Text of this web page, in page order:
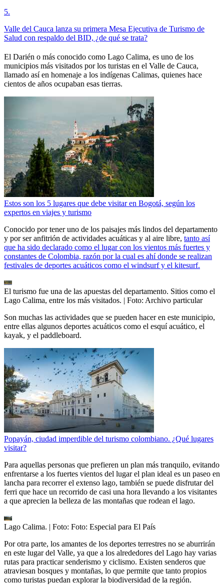
5.
Valle del Cauca lanza su primera Mesa Ejecutiva de Turismo de
Salud con respaldo del BID, ¿de qué se trata?
El Darién o más conocido como Lago Calima, es uno de los
municipios más visitados por los turistas en el Valle de Cauca,
llamado así en homenaje a los indígenas Calimas, quienes hace
cientos de años ocupaban esas tierras.
Estos son los 5 lugares que debe visitar en Bogotá, según los
expertos en viajes y turismo
Conocido por tener uno de los paisajes más lindos del departamento
y por ser anfitrión de actividades acuáticas y al aire libre, tanto así
que ha sido declarado como el lugar con los vientos más fuertes y
constantes de Colombia, razón por la cual es ahí donde se realizan
festivales de deportes acuáticos como el windsurf y el kitesurf.
El turismo fue una de las apuestas del departamento. Sitios como el
Lago Calima, entre los más visitados. | Foto: Archivo particular
Son muchas las actividades que se pueden hacer en este municipio,
entre ellas algunos deportes acuáticos como el esquí acuático, el
kayak, y el paddleboard.
Popayán, ciudad imperdible del turismo colombiano. ¿Qué lugares
visitar?
Para aquellas personas que prefieren un plan más tranquilo, evitando
enfrentarse a los fuertes vientos del lugar el plan ideal es un paseo en
lancha para recorrer el extenso lago, también se puede disfrutar del
ferri que hace un recorrido de casi una hora llevando a los visitantes
a que aprecien la belleza de las montañas que rodean el lago.
Lago Calima. | Foto: Foto: Especial para El País
Por otra parte, los amantes de los deportes terrestres no se aburrirán
en este lugar del Valle, ya que a los alrededores del Lago hay varias
rutas para practicar senderismo y ciclismo. Existen senderos que
atraviesan bosques y montañas, lo que permite que tanto propios
como turistas puedan explorar la biodiversidad de la región.